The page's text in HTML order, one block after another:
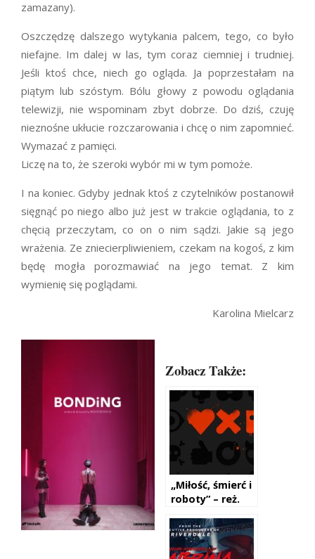
zamazany).
Oszczędzę dalszego wytykania palcem, tego, co było
niefajne. Im dalej w las, tym coraz ciemniej i trudniej.
Jeśli ktoś chce, niech go ogląda. Ja poprzestałam na
piątym lub szóstym. Bólu głowy z powodu oglądania
telewizji, nie wspominam zbyt dobrze. Do dziś, czuję
nieznośne ukłucie rozczarowania i chcę o nim zapomnieć.
Wymazać z pamięci.
Liczę na to, że szeroki wybór mi w tym pomoże.
I na koniec. Gdyby jednak ktoś z czytelników postanowił
sięgnąć po niego albo już jest w trakcie oglądania, to z
chęcią przeczytam, co on o nim sądzi. Jakie są jego
wrażenia. Ze zniecierpliwieniem, czekam na kogoś, z kim
będę mogła porozmawiać na jego temat. Z kim
wymienię się poglądami.
Karolina Mielcarz
Zobacz Także:
„Miłość, śmierć i
roboty” – reż.